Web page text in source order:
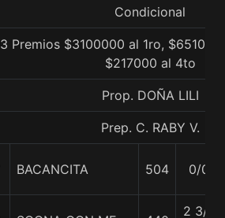
Condicional
Premios $3100000 al 1ro,
$217000 al 4to
Prop. DOÑA LILI
Prep. C. RABY V.
BACANCITA 504 0/0
2 3/4